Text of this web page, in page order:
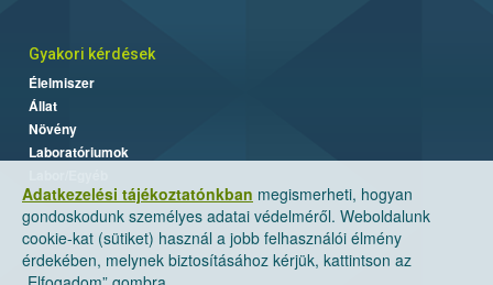
Adatkezelési tájékoztatónkban megismerheti, hogyan
gondoskodunk személyes adatai védelméről. Weboldalunk
cookie-kat (sütiket) használ a jobb felhasználói élmény
érdekében, melynek biztosításához kérjük, kattintson az
Gyakori kérdések
Élelmiszer
Állat
Növény
Laboratóriumok